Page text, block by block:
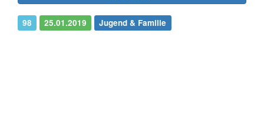
98 25.01.2019 Jugend & Familie